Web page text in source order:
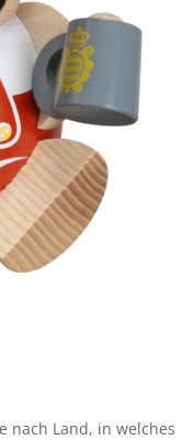
nach Land, in welches